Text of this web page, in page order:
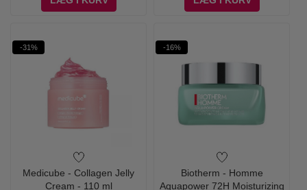
-31%
Medicube - Collagen Jelly
Cream - 110 ml
-16%
Biotherm - Homme
Aquapower 72H Moisturizing